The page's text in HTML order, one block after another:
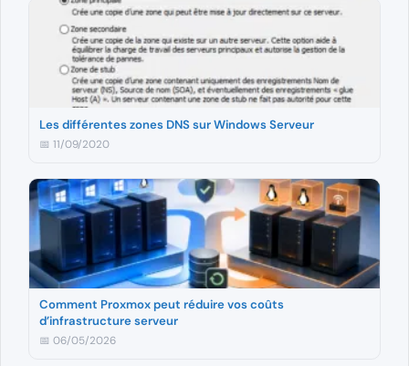
Les différentes zones DNS sur Windows Serveur
📅 11/09/2020
Comment Proxmox peut réduire vos coûts
d’infrastructure serveur
📅 06/05/2026